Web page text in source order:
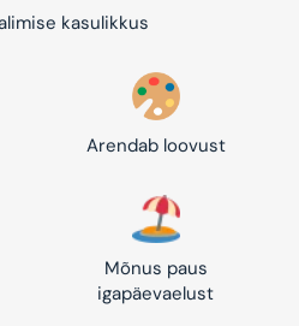
kasulikkus
Arendab loovust
Mõnus paus
igapäevaelust